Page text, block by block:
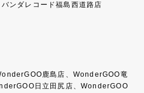
ンダレコード福島西道路店
鹿島店、WonderGOO竜
日立田尻店、WonderGOO